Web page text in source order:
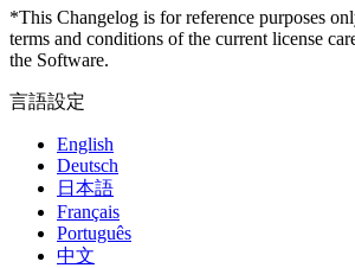
マルチプレイヤーゲーム
マルチプレイヤーゲーム制作を簡素化
*This Changelog is for reference purposes
terms and conditions of the current license
the Software.
言語設定
English
Deutsch
日本語
Français
Português
中文